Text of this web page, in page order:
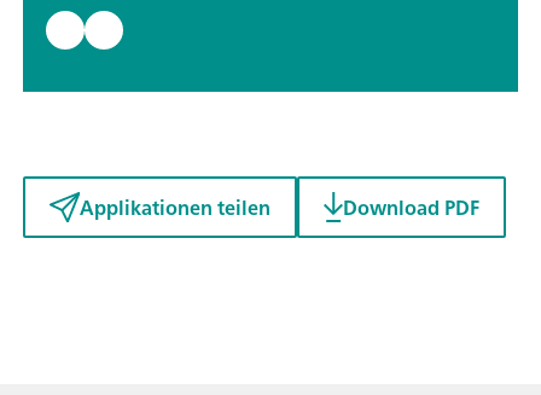
Applikationen teilen Download PDF